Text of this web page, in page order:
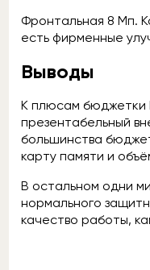
Фронтальная 8 Мп.
есть фирменные
Выводы
К плюсам бюджетки
презентабельный
большинства
карту памяти и
В остальном одни
нормального
качество работы,